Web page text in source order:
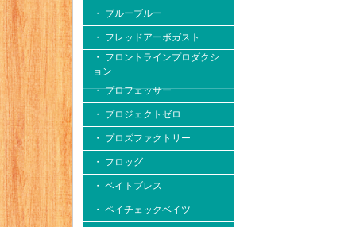
・ ブルーブルー
・ フレッドアーボガスト
・ フロントラインプロダクシ
ョン
・ プロフェッサー
・ プロジェクトゼロ
・ プロズファクトリー
・ フロッグ
・ ベイトブレス
・ ペイチェックベイツ